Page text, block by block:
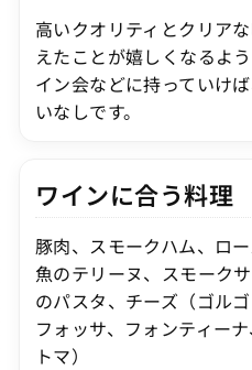
高いクオリティとクリア
えたことが嬉しくなるよ
イン会などに持っていけ
いなしです。
ワインに合う料理
豚肉、スモークハム、ロ
魚のテリーヌ、スモーク
のパスタ、チーズ（ゴル
フォッサ、フォンティー
トマ）